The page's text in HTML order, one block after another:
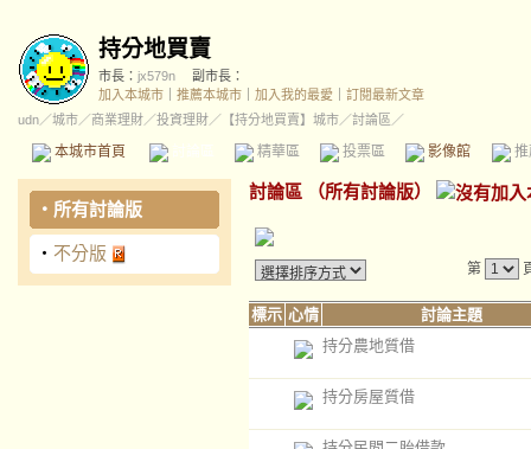
持分地買賣
市長： jx579n
副市長：
加入本城市
推薦本城市 加入我的最愛
訂閱最新文章
udn／城市／商業理財／投資理財／ 【持分地買賣】城市／討論區／
本城市首頁 精華區 投票區 影像館
‧ 所有討論版
‧ 不分版
討論區 （所有討論版）
第
標示 心情
討論主題
持分農地質借
持分房屋質借